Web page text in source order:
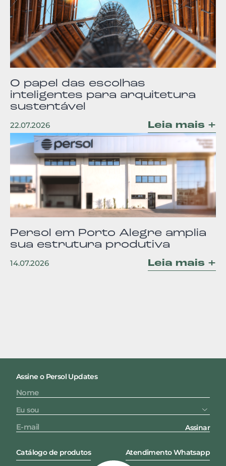
O papel das escolhas
inteligentes para arquitetura
sustentável
22.07.2026 Leia mais +
Persol em Porto Alegre amplia
sua estrutura produtiva
14.07.2026 Leia mais +
Assine o Persol Updates
Assinar
Catálogo de produtos Atendimento Whatsapp